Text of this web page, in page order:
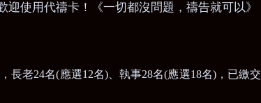
使用代禱卡！《一切都沒問題，禱告就可以》
長老24名(應選12名)、執事28名(應選18名)，已繳交